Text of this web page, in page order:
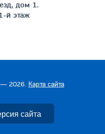
дом 1.
й этаж
2026. Карта сайта
сайта